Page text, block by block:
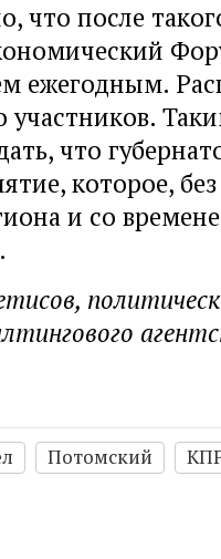
что после
ежегодным.
участников.
что
которое,
и со
Потомский